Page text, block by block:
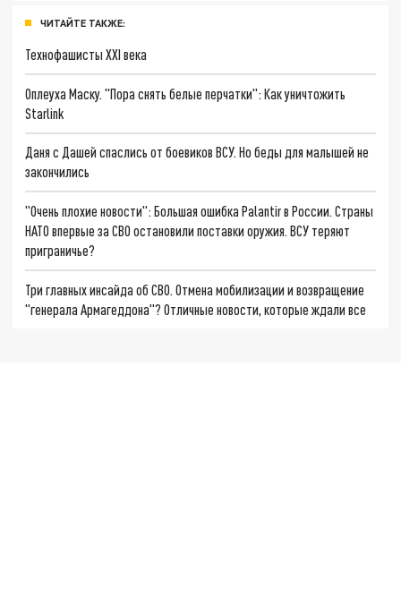
ЧИТАЙТЕ ТАКЖЕ:
Технофашисты XXI века
Оплеуха Маску. "Пора снять белые перчатки": Как уничтожить
Starlink
Даня с Дашей спаслись от боевиков ВСУ. Но беды для малышей не
закончились
"Очень плохие новости": Большая ошибка Palantir в России. Страны
НАТО впервые за СВО остановили поставки оружия. ВСУ теряют
приграничье?
Три главных инсайда об СВО. Отмена мобилизации и возвращение
"генерала Армагеддона"? Отличные новости, которые ждали все